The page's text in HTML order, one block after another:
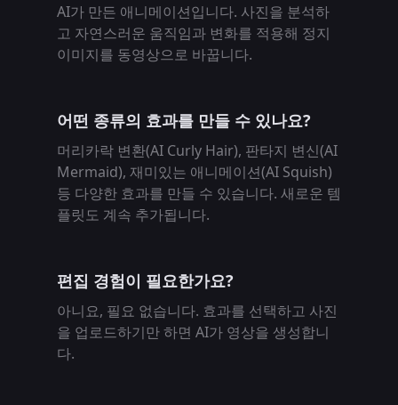
AI가 만든 애니메이션입니다. 사진을 분석하
고 자연스러운 움직임과 변화를 적용해 정지
이미지를 동영상으로 바꿉니다.
어떤 종류의 효과를 만들 수 있나요?
머리카락 변환(AI Curly Hair), 판타지 변신(AI
Mermaid), 재미있는 애니메이션(AI Squish)
등 다양한 효과를 만들 수 있습니다. 새로운 템
플릿도 계속 추가됩니다.
편집 경험이 필요한가요?
아니요, 필요 없습니다. 효과를 선택하고 사진
을 업로드하기만 하면 AI가 영상을 생성합니
다.